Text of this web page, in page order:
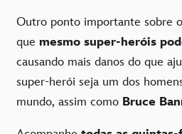
Outro ponto importante sobre
que mesmo super-heróis
causando mais danos do que
super-herói seja um dos
mundo, assim como Bruce